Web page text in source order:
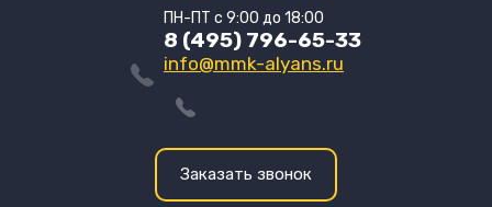
ПН-ПТ с 9:00 до 18:00
8 (495) 796-65-33
info@mmk-alyans.ru
Заказать звонок